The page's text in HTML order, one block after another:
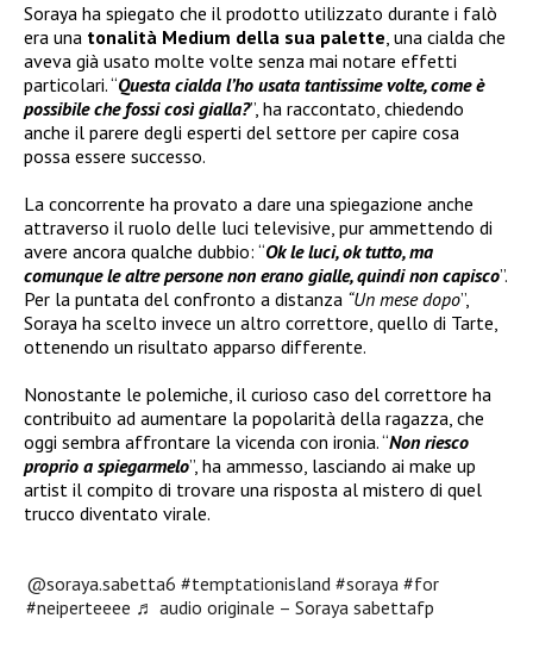
Soraya ha spiegato che il prodotto utilizzato durante i falò
era una tonalità Medium della sua palette, una cialda che
aveva già usato molte volte senza mai notare effetti
particolari. “Questa cialda l’ho usata tantissime volte, come è
possibile che fossi così gialla?”, ha raccontato, chiedendo
anche il parere degli esperti del settore per capire cosa
possa essere successo.
La concorrente ha provato a dare una spiegazione anche
attraverso il ruolo delle luci televisive, pur ammettendo di
avere ancora qualche dubbio: “Ok le luci, ok tutto, ma
comunque le altre persone non erano gialle, quindi non capisco”.
Per la puntata del confronto a distanza “Un mese dopo”,
Soraya ha scelto invece un altro correttore, quello di Tarte,
ottenendo un risultato apparso differente.
Nonostante le polemiche, il curioso caso del correttore ha
contribuito ad aumentare la popolarità della ragazza, che
oggi sembra affrontare la vicenda con ironia. “Non riesco
proprio a spiegarmelo”, ha ammesso, lasciando ai make up
artist il compito di trovare una risposta al mistero di quel
trucco diventato virale.
@soraya.sabetta6 #temptationisland #soraya #for
#neiperteeee ♬ audio originale – Soraya sabettafp